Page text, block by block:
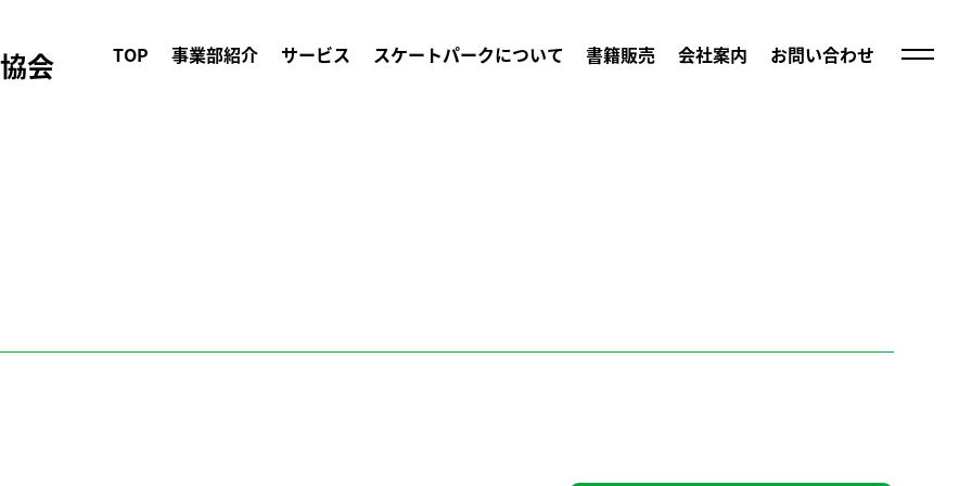
会 TOP 事業部紹介 サービス スケートパークについて 書籍販売 会社案内 お問い合わせ